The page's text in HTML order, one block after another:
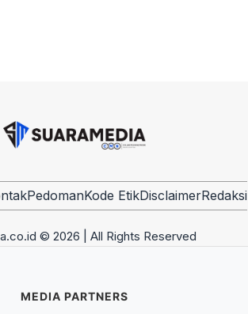
PedomanKode EtikDisclaimerRedaksi
© 2026 | All Rights Reserved
MEDIA PARTNERS